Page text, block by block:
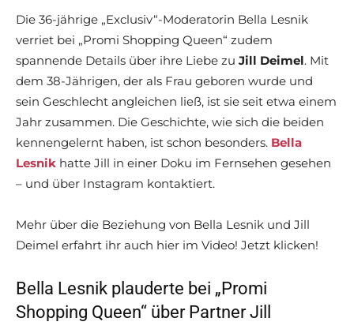
Die 36-jährige „Exclusiv“-Moderatorin Bella Lesnik
verriet bei „Promi Shopping Queen“ zudem
spannende Details über ihre Liebe zu Jill Deimel. Mit
dem 38-Jährigen, der als Frau geboren wurde und
sein Geschlecht angleichen ließ, ist sie seit etwa einem
Jahr zusammen. Die Geschichte, wie sich die beiden
kennengelernt haben, ist schon besonders. Bella
Lesnik hatte Jill in einer Doku im Fernsehen gesehen
– und über Instagram kontaktiert.
Mehr über die Beziehung von Bella Lesnik und Jill
Deimel erfahrt ihr auch hier im Video! Jetzt klicken!
Bella Lesnik plauderte bei „Promi
Shopping Queen“ über Partner Jill